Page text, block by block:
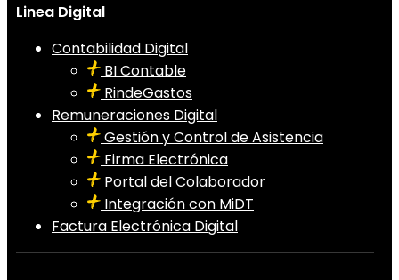
Linea Digital
Contabilidad Digital
BI Contable
RindeGastos
Remuneraciones Digital
Gestión y Control de Asistencia
Firma Electrónica
Portal del Colaborador
Integración con MiDT
Factura Electrónica Digital